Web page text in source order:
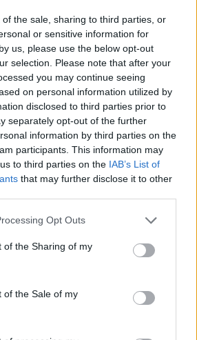
the sale, sharing to third parties, or
or sensitive information for
us, please use the below opt-out
selection. Please note that after your
you may continue seeing
on personal information utilized by
disclosed to third parties prior to
separately opt-out of the further
information by third parties on the
participants. This information may
to third parties on the IAB’s List of
that may further disclose it to other
Opt Outs
of the Sharing of my
of the Sale of my
opozita kritikohet për bllokimin
e institucioneve të reja në
Kosovë